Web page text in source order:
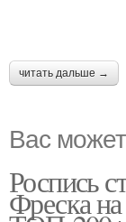
читать дальше →
Вас
Роспись
Фреска на